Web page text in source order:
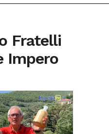
Fratelli
Impero